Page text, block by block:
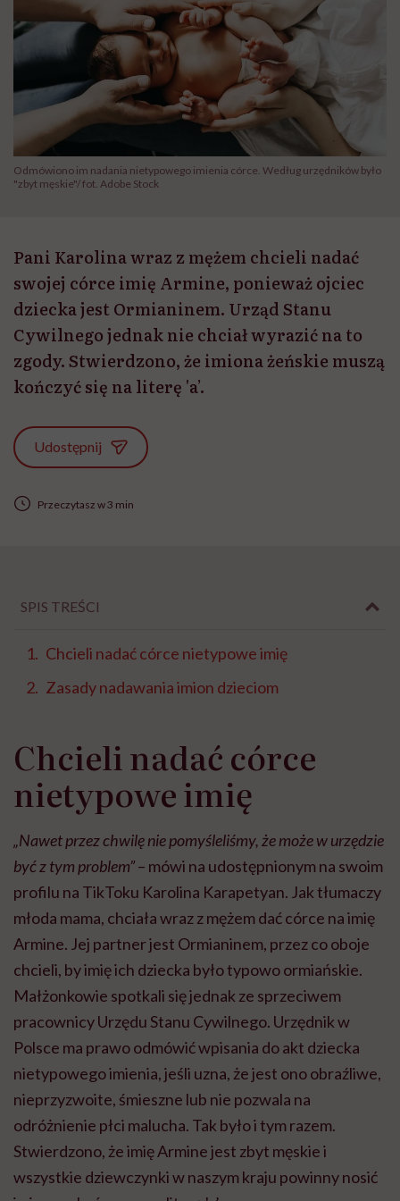
Odmówiono im nadania nietypowego imienia córce. Według urzędników było
"zbyt męskie"/ fot. Adobe Stock
Pani Karolina wraz z mężem chcieli nadać
swojej córce imię Armine, ponieważ ojciec
dziecka jest Ormianinem. Urząd Stanu
Cywilnego jednak nie chciał wyrazić na to
zgody. Stwierdzono, że imiona żeńskie muszą
kończyć się na literę 'a’.
Udostępnij
Przeczytasz w 3 min
SPIS TREŚCI
Chcieli nadać córce nietypowe imię
Zasady nadawania imion dzieciom
Chcieli nadać córce
nietypowe imię
„Nawet przez chwilę nie pomyśleliśmy, że może w urzędzie
być z tym problem”– mówi na udostępnionym na swoim
profilu na TikToku Karolina Karapetyan. Jak tłumaczy
młoda mama, chciała wraz z mężem dać córce na imię
Armine. Jej partner jest Ormianinem, przez co oboje
chcieli, by imię ich dziecka było typowo ormiańskie.
Małżonkowie spotkali się jednak ze sprzeciwem
pracownicy Urzędu Stanu Cywilnego. Urzędnik w
Polsce ma prawo odmówić wpisania do akt dziecka
nietypowego imienia, jeśli uzna, że jest ono obraźliwe,
nieprzyzwoite, śmieszne lub nie pozwala na
odróżnienie płci malucha. Tak było i tym razem.
Stwierdzono, że imię Armine jest zbyt męskie i
wszystkie dziewczynki w naszym kraju powinny nosić